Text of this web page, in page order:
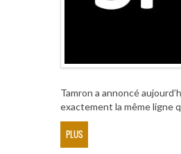
Tamron a annoncé
exactement la même ligne
PLUS